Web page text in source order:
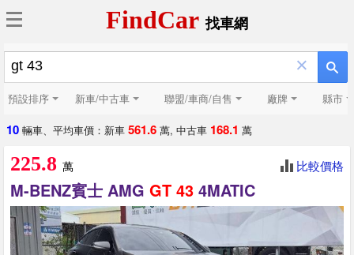
FindCar找車網
×
預設排序 新車/中古車 聯盟/車商/自售 廠牌 縣市
10 輛車、平均車價：新車 561.6 萬, 中古車 168.1 萬
225.8 萬 比較價格
M-BENZ賓士 AMG GT 43 4MATIC